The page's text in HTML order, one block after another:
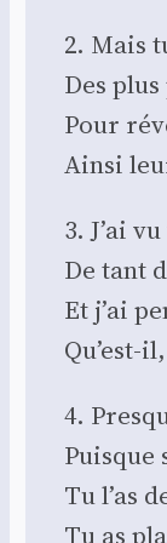
2. Mais
Des
Pour
Ain­si
3. J’ai
De tant
Et j’ai
Qu’est-
4.
Tu l’as
Tu as